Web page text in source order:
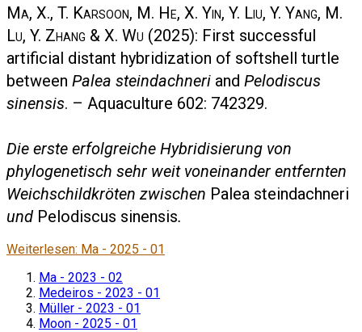
Ma, X., T. Karsoon, M. He, X. Yin, Y. Liu, Y. Yang, M.
Lu, Y. Zhang & X. Wu (2025): First successful
artificial distant hybridization of softshell turtle
between Palea steindachneri and Pelodiscus
sinensis. – Aquaculture 602: 742329.
Die erste erfolgreiche Hybridisierung von
phylogenetisch sehr weit voneinander entfernten
Weichschildkröten zwischen Palea steindachneri
und Pelodiscus sinensis.
Weiterlesen: Ma - 2025 - 01
Ma - 2023 - 02
Medeiros - 2023 - 01
Müller - 2023 - 01
Moon - 2025 - 01